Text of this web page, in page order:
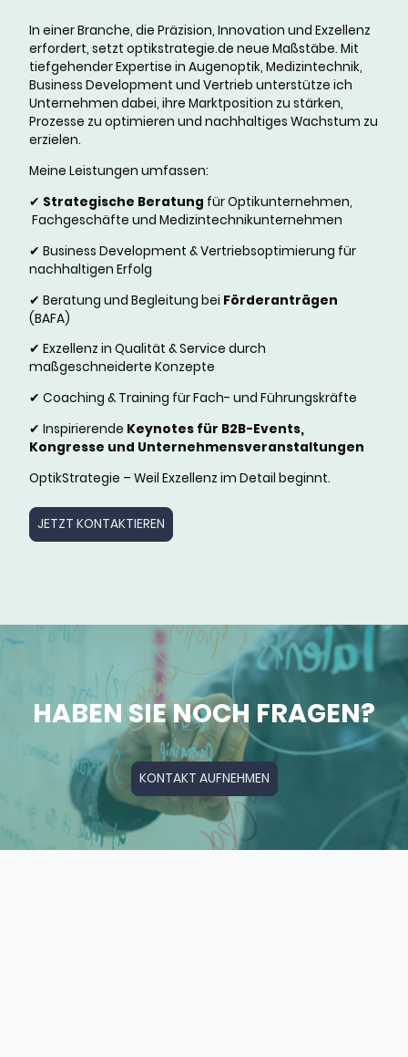
In einer Branche, die Präzision, Innovation und Exzellenz
erfordert, setzt optikstrategie.de neue Maßstäbe. Mit
tiefgehender Expertise in Augenoptik, Medizintechnik,
Business Development und Vertrieb unterstütze ich
Unternehmen dabei, ihre Marktposition zu stärken,
Prozesse zu optimieren und nachhaltiges Wachstum zu
erzielen.
Meine Leistungen umfassen:
✔ Strategische Beratung für Optikunternehmen,
Fachgeschäfte und Medizintechnikunternehmen
✔ Business Development & Vertriebsoptimierung für
nachhaltigen Erfolg
✔ Beratung und Begleitung bei Förderanträgen
(BAFA)
✔ Exzellenz in Qualität & Service durch
maßgeschneiderte Konzepte
✔ Coaching & Training für Fach- und Führungskräfte
✔ Inspirierende Keynotes für B2B-Events,
Kongresse und Unternehmensveranstaltungen
OptikStrategie – Weil Exzellenz im Detail beginnt.
JETZT KONTAKTIEREN
HABEN SIE NOCH FRAGEN?
KONTAKT AUFNEHMEN